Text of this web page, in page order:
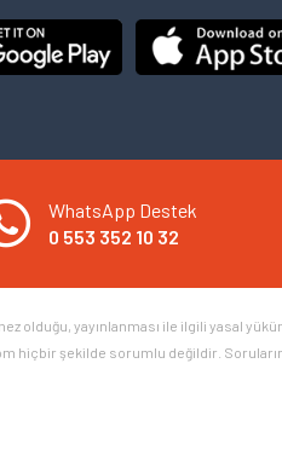
WhatsApp Destek
0 553 352 10 32
olduğu, yayınlanması ile ilgili yasal
hiçbir şekilde sorumlu değildir.